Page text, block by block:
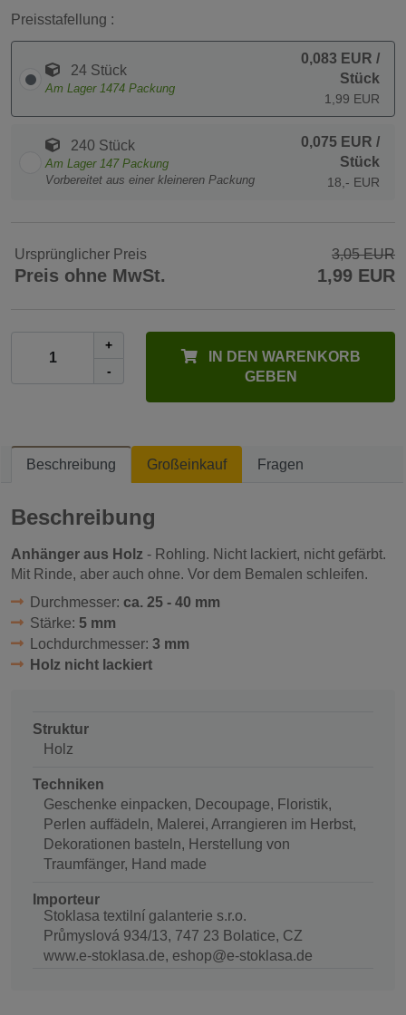
Preisstafellung :
24 Stück
Am Lager 1474 Packung
0,083 EUR /
Stück
1,99 EUR
240 Stück
Am Lager 147 Packung
Vorbereitet aus einer kleineren Packung
0,075 EUR /
Stück
18,- EUR
Ursprünglicher Preis 3,05 EUR
Preis ohne MwSt. 1,99 EUR
+
-
IN DEN WARENKORB
GEBEN
Beschreibung Großeinkauf Fragen
Beschreibung
Anhänger aus Holz - Rohling. Nicht lackiert, nicht gefärbt.
Mit Rinde, aber auch ohne. Vor dem Bemalen schleifen.
Durchmesser: ca. 25 - 40 mm
Stärke: 5 mm
Lochdurchmesser: 3 mm
Holz nicht lackiert
Struktur
Holz
Techniken
Geschenke einpacken, Decoupage, Floristik,
Perlen auffädeln, Malerei, Arrangieren im Herbst,
Dekorationen basteln, Herstellung von
Traumfänger, Hand made
Importeur
Stoklasa textilní galanterie s.r.o.
Průmyslová 934/13, 747 23 Bolatice, CZ
www.e-stoklasa.de, eshop@e-stoklasa.de